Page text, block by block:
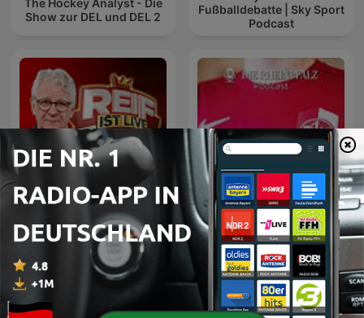
Show zur DEL und DEL 2
Fußballdebatte | Sky Sport
Podcast
Reif ist live – Fußball Talk
von BILD
Lautre - Der FCK-Podcast